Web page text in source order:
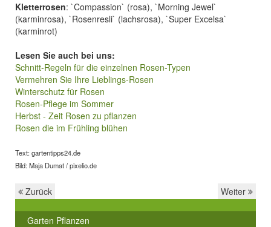
Kletterrosen: `Compassion` (rosa), `Morning Jewel`
(karminrosa), `Rosenresli` (lachsrosa), `Super Excelsa`
(karminrot)
Lesen Sie auch bei uns:
Schnitt-Regeln für die einzelnen Rosen-Typen
Vermehren Sie Ihre Lieblings-Rosen
Winterschutz für Rosen
Rosen-Pflege im Sommer
Herbst - Zeit Rosen zu pflanzen
Rosen die im Frühling blühen
Text: gartentipps24.de
Bild: Maja Dumat / pixelio.de
Zurück Weiter
Garten Pflanzen